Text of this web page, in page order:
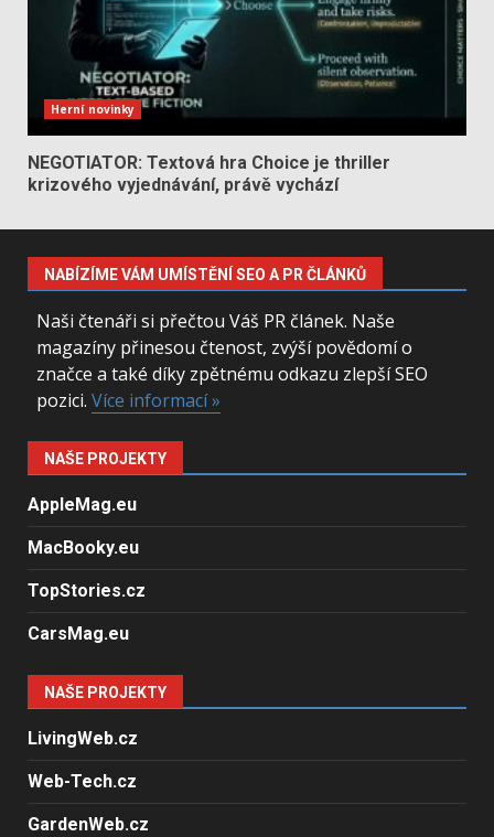
Herní novinky
NEGOTIATOR: Textová hra Choice je thriller
krizového vyjednávání, právě vychází
NABÍZÍME VÁM UMÍSTĚNÍ SEO A PR ČLÁNKŮ
Naši čtenáři si přečtou Váš PR článek. Naše
magazíny přinesou čtenost, zvýší povědomí o
značce a také díky zpětnému odkazu zlepší SEO
pozici. Více informací »
NAŠE PROJEKTY
AppleMag.eu
MacBooky.eu
TopStories.cz
CarsMag.eu
NAŠE PROJEKTY
LivingWeb.cz
Web-Tech.cz
GardenWeb.cz